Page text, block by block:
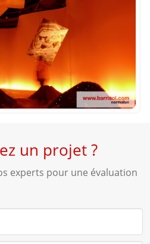
un projet ?
experts pour une évaluation